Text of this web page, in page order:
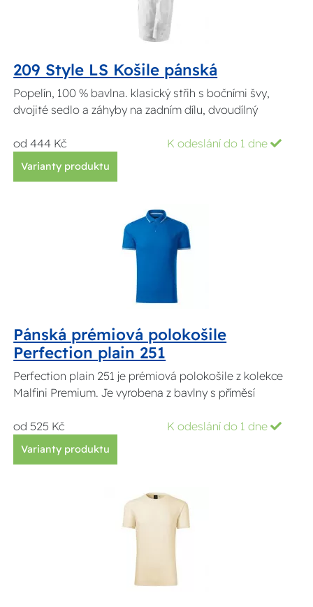
209 Style LS Košile pánská
Popelín, 100 % bavlna. klasický střih s bočními švy,
dvojité sedlo a záhyby na zadním dílu, dvoudílný
od 444 Kč K odeslání do 1 dne
Varianty produktu
Pánská prémiová polokošile
Perfection plain 251
Perfection plain 251 je prémiová polokošile z kolekce
Malfini Premium. Je vyrobena z bavlny s příměsí
od 525 Kč K odeslání do 1 dne
Varianty produktu